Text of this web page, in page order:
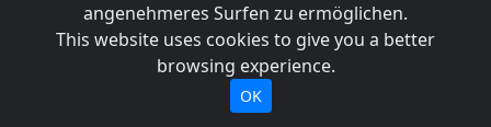
angenehmeres Surfen zu ermöglichen.
This website uses cookies to give you a better
browsing experience.
OK